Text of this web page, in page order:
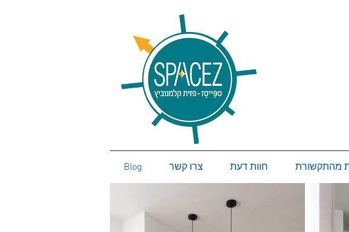
Blog צרו קשר חוות דעת מהתקשורת